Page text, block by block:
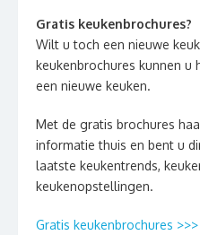
Gratis keukenbrochures?
Wilt u toch een nieuwe
keukenbrochures kunnen u
een nieuwe keuken.
Met de gratis brochures
informatie thuis en bent u
laatste keukentrends,
keukenopstellingen.
Gratis keukenbrochures >>>